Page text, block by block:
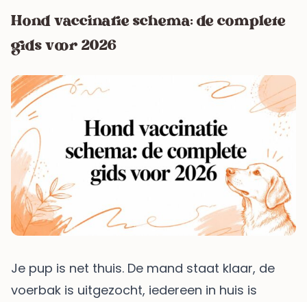
Hond vaccinatie schema: de complete
gids voor 2026
Je pup is net thuis. De mand staat klaar, de
voerbak is uitgezocht, iedereen in huis is